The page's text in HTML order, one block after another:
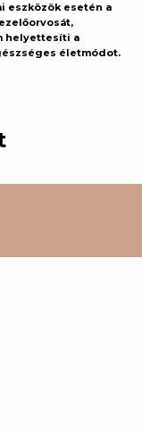
eszközök esetén a
helyettesíti a
életmódot.